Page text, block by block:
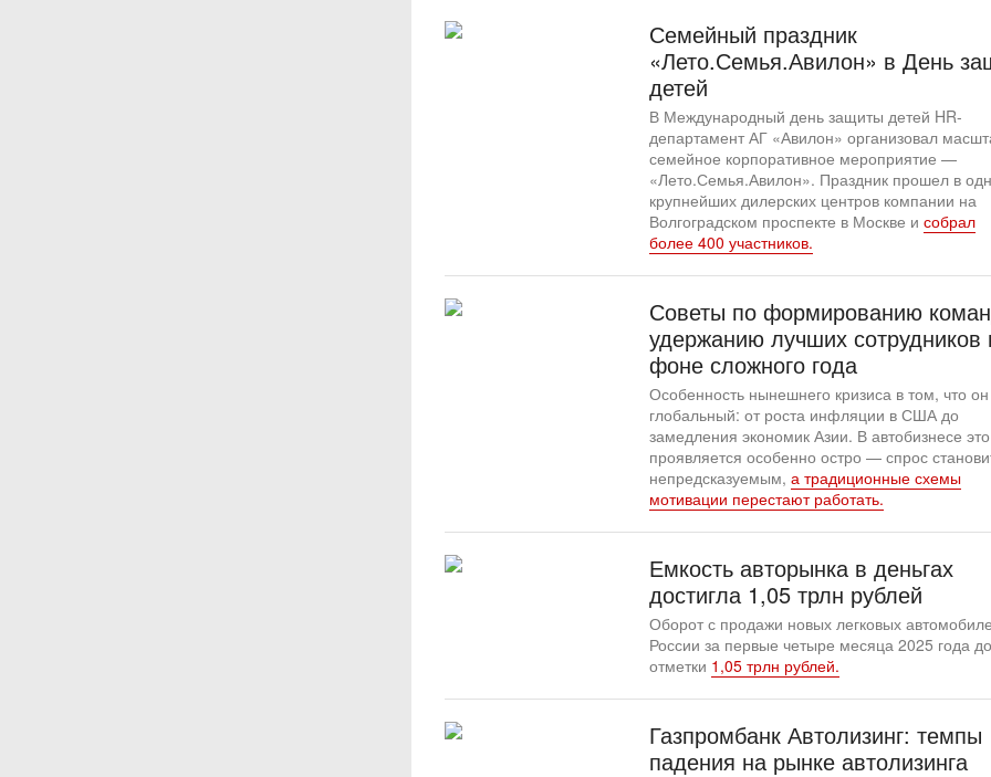
Семейный праздник
«Лето.Семья.Авилон» в День
детей
В Международный день защиты детей HR-
департамент АГ «Авилон» организовал
семейное корпоративное мероприятие —
«Лето.Семья.Авилон». Праздник прошел в
крупнейших дилерских центров компании на
Волгоградском проспекте в Москве и собрал
более 400 участников.
Советы по формированию
удержанию лучших сотрудников
фоне сложного года
Особенность нынешнего кризиса в том, что он
глобальный: от роста инфляции в США до
замедления экономик Азии. В автобизнесе это
проявляется особенно остро — спрос
непредсказуемым, а традиционные схемы
мотивации перестают работать.
Емкость авторынка в деньгах
достигла 1,05 трлн рублей
Оборот с продажи новых легковых
России за первые четыре месяца 2025 года
отметки 1,05 трлн рублей.
Газпромбанк Автолизинг: темпы
падения на рынке автолизинга